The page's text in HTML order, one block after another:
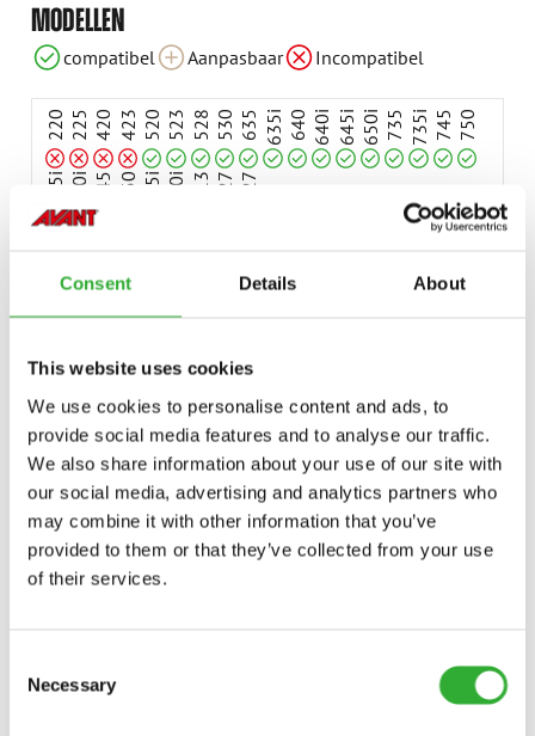
Consent Details About
This website uses cookies
We use cookies to personalise content and ads, to
provide social media features and to analyse our traffic.
We also share information about your use of our site with
our social media, advertising and analytics partners who
may combine it with other information that you’ve
provided to them or that they’ve collected from your use
of their services.
Selection
Necessary
MODELLEN
compatibel Aanpasbaar Incompatibel
220
Incompatibel
225
Incompatibel
420
Incompatibel
423
Incompatibel
520
compatibel
523
compatibel
528
compatibel
530
compatibel
635
compatibel
635i
compatibel
640
compatibel
640i
compatibel
645i
compatibel
650i
compatibel
735
compatibel
735i
compatibel
745 750
755i
compatibel
760i
compatibel
845
compatibel
850
compatibel
855i
compatibel
860i
compatibel
e513
compatibel
e527
compatibel
e727
compatibel
BESCHIKBARE OPTIES
HYDRAULISCH SNELWISSELSYSTEEM, 500-, 600-, E500-SERIE
A450469
HYDRAULISCH SNELWISSELSYSTEEM, 700-SERIE
A450470